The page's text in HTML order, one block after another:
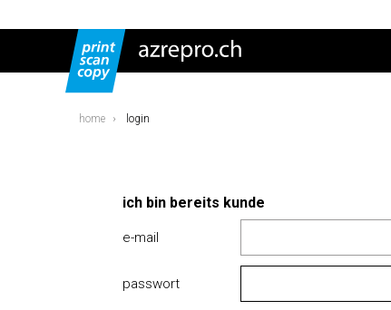
home login
ich bin bereits kunde
e-mail
passwort